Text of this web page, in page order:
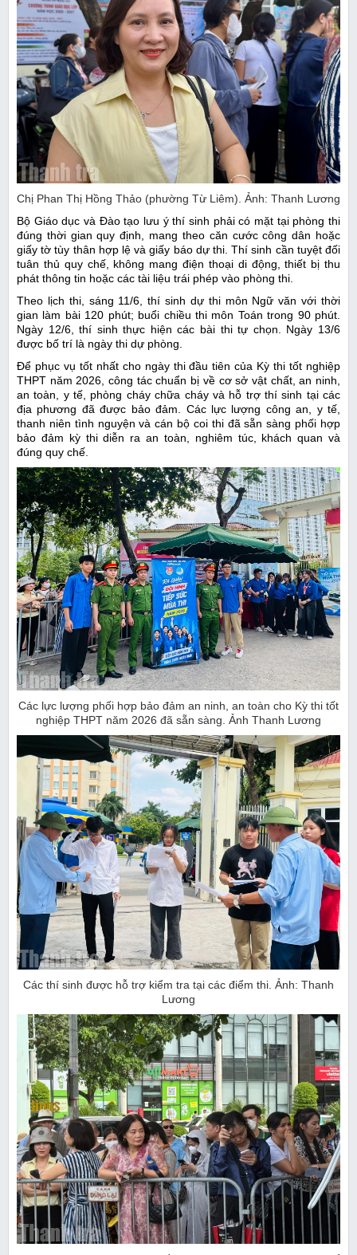
Chị Phan Thị Hồng Thảo (phường Từ Liêm). Ảnh: Thanh Lương
Bộ Giáo dục và Đào tạo lưu ý thí sinh phải có mặt tại phòng thi
đúng thời gian quy định, mang theo căn cước công dân hoặc
giấy tờ tùy thân hợp lệ và giấy báo dự thi. Thí sinh cần tuyệt đối
tuân thủ quy chế, không mang điện thoại di động, thiết bị thu
phát thông tin hoặc các tài liệu trái phép vào phòng thi.
Theo lịch thi, sáng 11/6, thí sinh dự thi môn Ngữ văn với thời
gian làm bài 120 phút; buổi chiều thi môn Toán trong 90 phút.
Ngày 12/6, thí sinh thực hiện các bài thi tự chọn. Ngày 13/6
được bố trí là ngày thi dự phòng.
Để phục vụ tốt nhất cho ngày thi đầu tiên của Kỳ thi tốt nghiệp
THPT năm 2026, công tác chuẩn bị về cơ sở vật chất, an ninh,
an toàn, y tế, phòng cháy chữa cháy và hỗ trợ thí sinh tại các
địa phương đã được bảo đảm. Các lực lượng công an, y tế,
thanh niên tình nguyện và cán bộ coi thi đã sẵn sàng phối hợp
bảo đảm kỳ thi diễn ra an toàn, nghiêm túc, khách quan và
đúng quy chế.
Các lực lượng phối hợp bảo đảm an ninh, an toàn cho Kỳ thi tốt
nghiệp THPT năm 2026 đã sẵn sàng. Ảnh Thanh Lương
Các thí sinh được hỗ trợ kiểm tra tại các điểm thi. Ảnh: Thanh
Lương